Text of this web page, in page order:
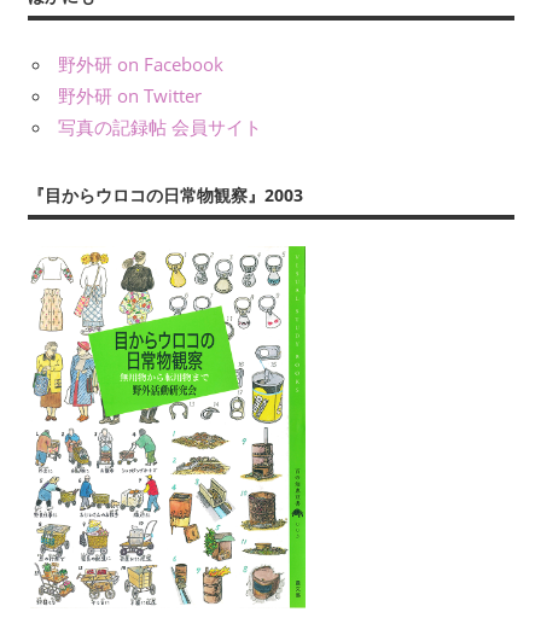
記
野外研 on Facebook
野外研 on Twitter
写真の記録帖 会員サイト
『目からウロコの日常物観察』2003